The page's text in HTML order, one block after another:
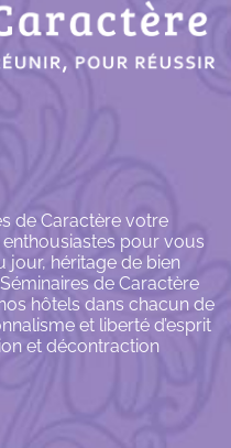
de Caractère votre
pour vous
jour, héritage de bien
de Caractère
hôtels dans chacun de
et liberté d’esprit
et décontraction